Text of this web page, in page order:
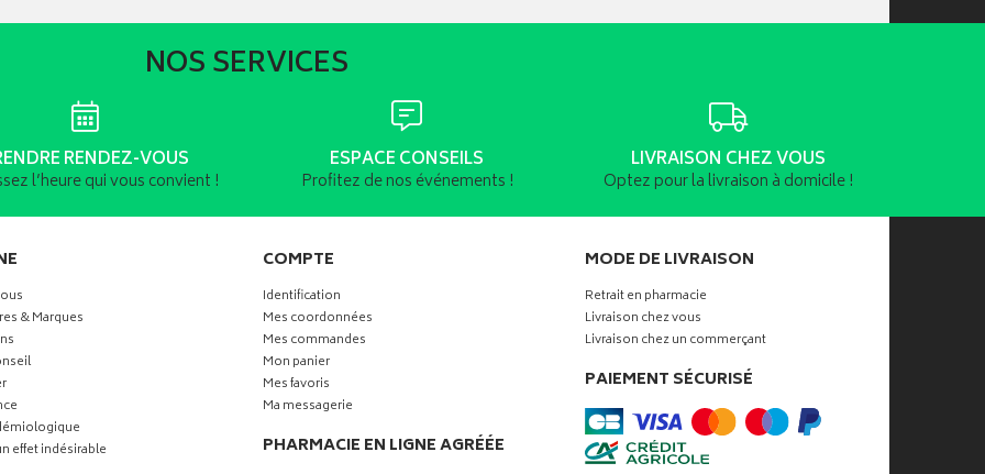
NOS SERVICES
RENDEZ-VOUS
l’heure qui vous convient !
ESPACE CONSEILS
Profitez de nos événements !
LIVRAISON CHEZ VOUS
Optez pour la livraison à domicile !
& Marques
effet indésirable
COMPTE
Identification
Mes coordonnées
Mes commandes
Mon panier
Mes favoris
Ma messagerie
PHARMACIE EN LIGNE AGRÉÉE
MODE DE LIVRAISON
Retrait en pharmacie
Livraison chez vous
Livraison chez un commerçant
PAIEMENT SÉCURISÉ